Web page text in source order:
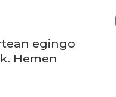
egingo
Hemen